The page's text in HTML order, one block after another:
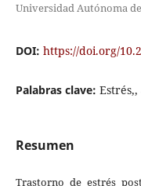
Universidad Autónoma
DOI: https://doi.org/
Palabras clave:
Resumen
Trastorno de estrés